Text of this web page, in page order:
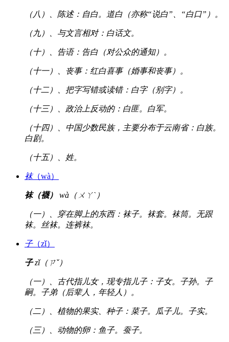
（八）、陈述：自白。道白（亦称“说白”、“白口”）。
（九）、与文言相对：白话文。
（十）、告语：告白（对公众的通知）。
（十一）、丧事：红白喜事（婚事和丧事）。
（十二）、把字写错或读错：白字（别字）。
（十三）、政治上反动的：白匪。白军。
（十四）、中国少数民族，主要分布于云南省：白族。
白剧。
（十五）、姓。
袜（wà）
袜（襪） wà（ㄨㄚˋ）
（一）、穿在脚上的东西：袜子。袜套。袜筒。无跟
袜。丝袜。连裤袜。
子（zǐ）
子zǐ（ㄗˇ）
（一）、古代指儿女，现专指儿子：子女。子孙。子
嗣。子弟（后辈人，年轻人）。
（二）、植物的果实、种子：菜子。瓜子儿。子实。
（三）、动物的卵：鱼子。蚕子。